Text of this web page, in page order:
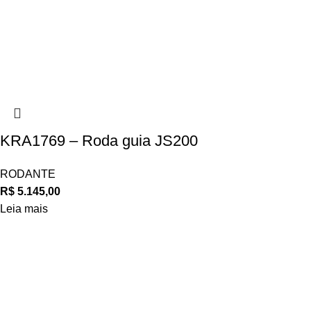
KRA1769 – Roda guia JS200
RODANTE
R$ 5.145,00
Leia mais